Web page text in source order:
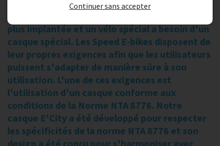
plus implantée et un vélo spécial a besoin d'un
casque spécial. Les Speed E-bikes disposent de
leur propres exigences afin que les utilisateurs
puissent s'adapter de manière sûre à son
utilisation. L'une de ces exigences est
l'utilisation d'un casque conforme aux
conditions de la Norme NTA 8776. Notre
casque E'City a été développé pour respecter
les spécificités de la norme NTA 8776 et son
design a été conçu pour s'harmoniser avec
Continuer sans accepter